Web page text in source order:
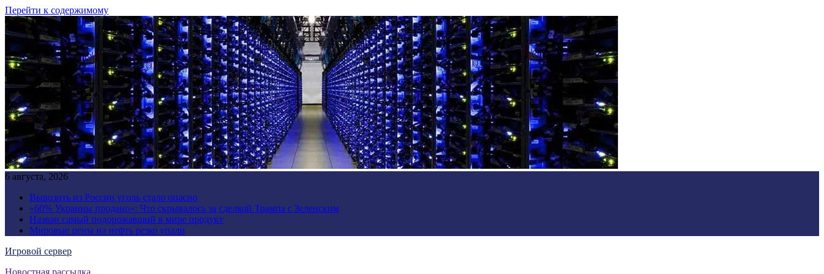
Перейти к содержимому
6 августа, 2026
Вывозить из России уголь стало опасно
«60% Украины продано»: Что скрывалось за сделкой Трампа с Зеленским
Назван самый подорожавший в мире продукт
Мировые цены на нефть резко упали
Игровой сервер
Новостная рассылка